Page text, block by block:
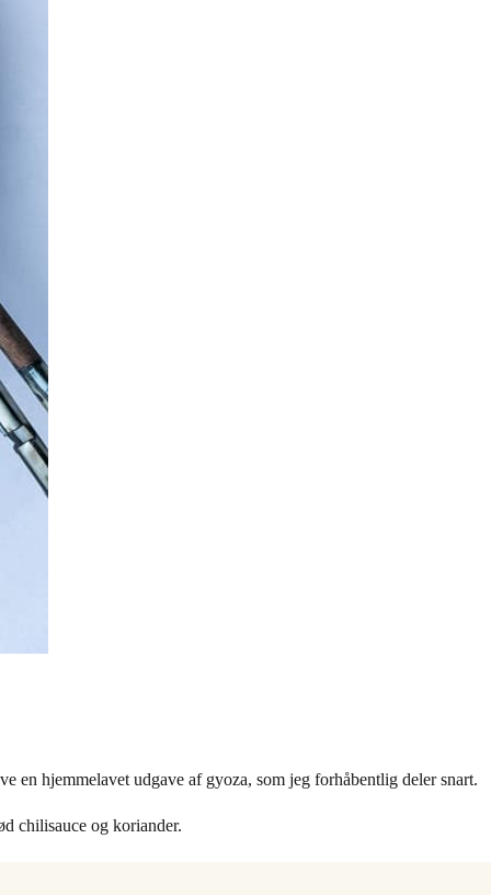
en hjemmelavet udgave af gyoza, som jeg forhåbentlig deler snart.
chilisauce og koriander.